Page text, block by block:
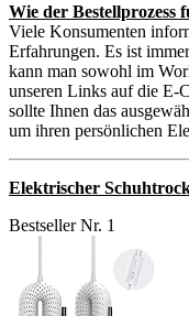
Wie der Bestellprozess
Viele Konsumenten
Erfahrungen. Es ist
kann man sowohl im
unseren Links auf die E-
sollte Ihnen das
um ihren persönlichen
Elektrischer
Bestseller Nr. 1